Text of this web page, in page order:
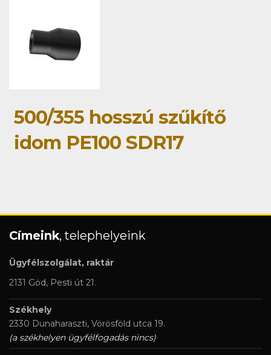
500/355 hosszú szűkítő
idom PE100 SDR17
Címeink, telephelyeink
Ügyfélszolgálat, raktár
2131 Göd, Pesti út 21.
Székhely
2330 Dunaharaszti, Vörösföld utca 19.
(a székhelyen ügyfélfogadás nincs)